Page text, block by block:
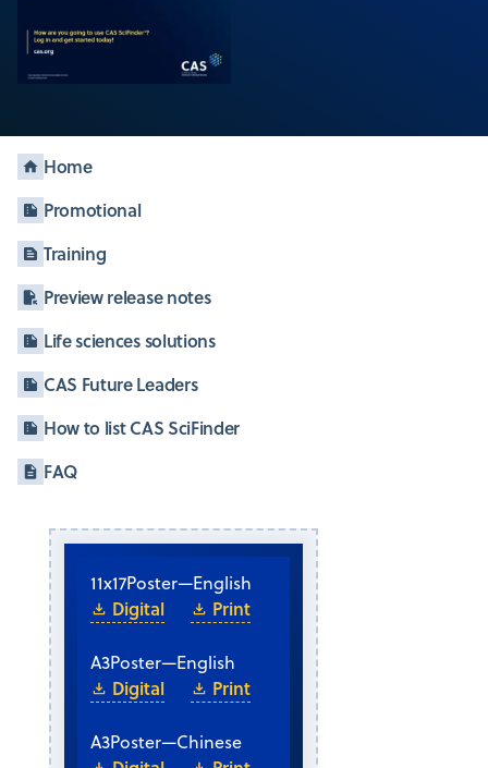
Home
Promotional
Training
Preview release notes
Life sciences solutions
CAS Future Leaders
How to list CAS SciFinder
FAQ
11x17Poster—English
Digital Print
A3Poster—English
Digital Print
A3Poster—Chinese